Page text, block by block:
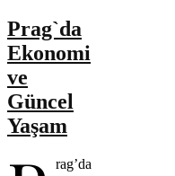
Prag`da
Ekonomi
ve
Güncel
Yaşam
rag’da